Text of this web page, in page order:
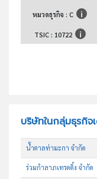
หมวดธุรกิจ : C
TSIC : 10722
บริษัทในกลุ่มธุรกิจ
น้ำตาลท่ามะกา จำกัด
ร่วมกำลาภเทรดดิ้ง จำกัด